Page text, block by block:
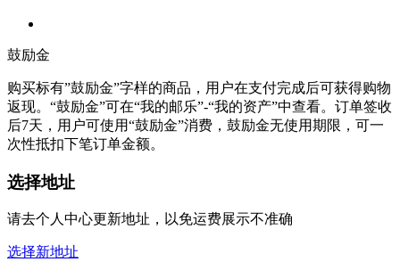
鼓励金
购买标有”鼓励金”字样的商品，用户在支付完成后可获得购物
返现。“鼓励金”可在“我的邮乐”-“我的资产”中查看。订单签收
后7天，用户可使用“鼓励金”消费，鼓励金无使用期限，可一
次性抵扣下笔订单金额。
选择地址
请去个人中心更新地址，以免运费展示不准确
选择新地址